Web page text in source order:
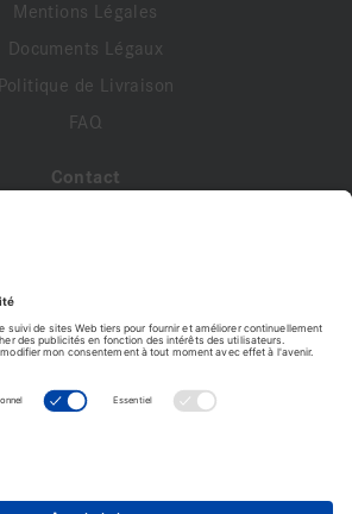
Mentions Légales
Documents Légaux
Politique de Livraison
FAQ
Contact
Profil de compte
Commandes